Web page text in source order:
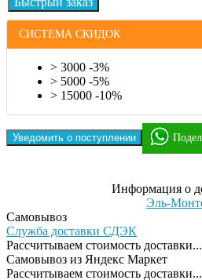
СИСТЕМА СКИДОК
> 3000 -3%
> 5000 -5%
> 15000 -10%
Уведомить о поступлении
Информация о
Эль-
Самовывоз
Служба доставки СДЭК
Рассчитываем стоимость доставки...
Самовывоз из Яндекс Маркет
Рассчитываем стоимость доставки...